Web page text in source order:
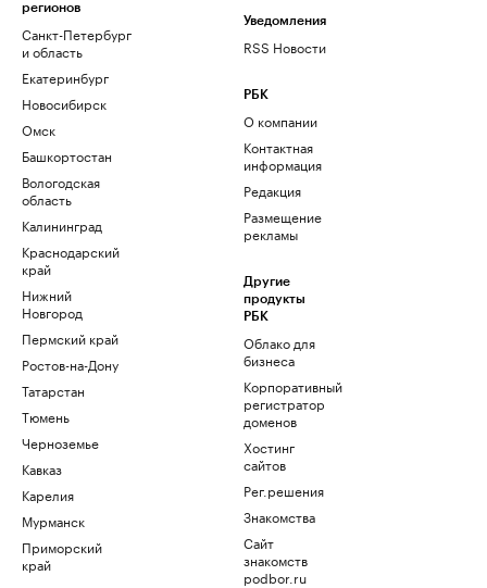
регионов
Санкт-Петербург
и область
Екатеринбург
Новосибирск
Омск
Башкортостан
Вологодская
область
Калининград
Краснодарский
край
Нижний
Новгород
Пермский край
Ростов-на-Дону
Татарстан
Тюмень
Черноземье
Кавказ
Карелия
Мурманск
Приморский
край
Уведомления
RSS Новости
РБК
О компании
Контактная
информация
Редакция
Размещение
рекламы
Другие
продукты
РБК
Облако для
бизнеса
Корпоративный
регистратор
доменов
Хостинг
сайтов
Рег.решения
Знакомства
Сайт
знакомств
podbor.ru